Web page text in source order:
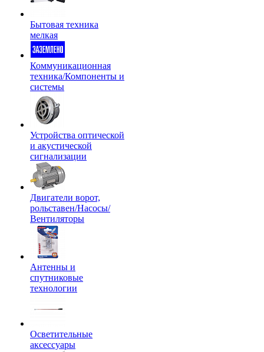
Бытовая техника
мелкая
Коммуникационная
техника/Компоненты и
системы
Устройства оптической
и акустической
сигнализации
Двигатели ворот,
рольставен/Насосы/
Вентиляторы
Антенны и
спутниковые
технологии
Осветительные
аксессуары